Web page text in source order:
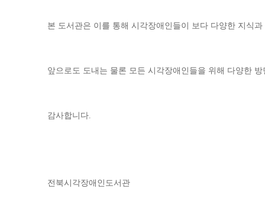
본 도서관은 이를 통해 시각장애인들이 보다 다양한 지식
앞으로도 도내는 물론 모든 시각장애인들을 위해 다양한
감사합니다.
전북시각장애인도서관